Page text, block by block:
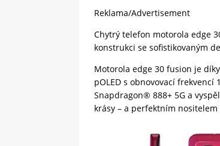
Reklama/Advertisement
Chytrý telefon motorola edge
konstrukci se sofistikovaným
Motorola edge 30 fusion je
pOLED s obnovovací
Snapdragon® 888+ 5G a
krásy – a perfektním